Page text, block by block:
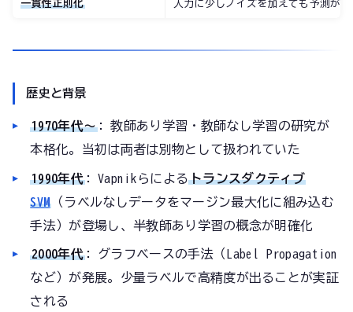
一貫性正則化 入力に少しノイズを加えても予測が
歴史と背景
1970年代〜: 教師あり学習・教師なし学習の研究が
本格化。当初は両者は別物として扱われていた
1990年代: Vapnikらによるトランスダクティブ
SVM（ラベルなしデータをマージン最大化に組み込む
手法）が登場し、半教師あり学習の概念が明確化
2000年代: グラフベースの手法（Label Propagation
など）が発展。少量ラベルで高精度が出ることが実証
される